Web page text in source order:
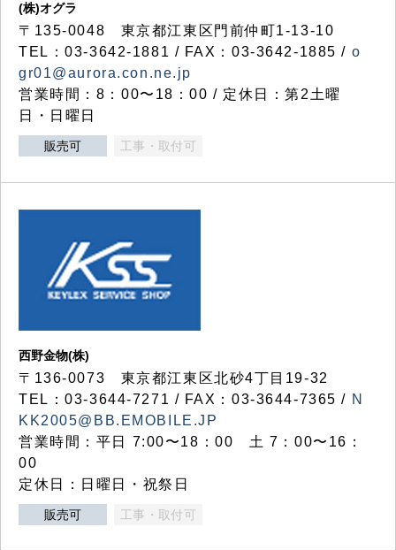
(株)オグラ
〒135-0048 東京都江東区門前仲町1-13-10
TEL：03-3642-1881 / FAX：03-3642-1885 / o
gr01@aurora.con.ne.jp
営業時間：8：00〜18：00 / 定休日：第2土曜
日・日曜日
販売可 工事・取付可
西野金物(株)
〒136-0073 東京都江東区北砂4丁目19-32
TEL：03‐3644‐7271 / FAX：03-3644-7365 / N
KK2005@BB.EMOBILE.JP
営業時間：平日 7:00〜18：00 土 7：00〜16：
00
定休日：日曜日・祝祭日
販売可 工事・取付可